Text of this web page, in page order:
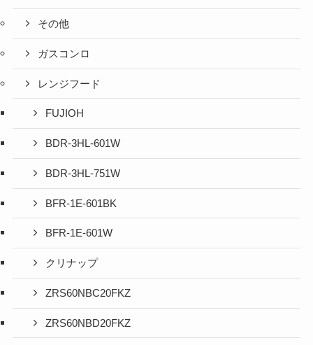
その他
ガスコンロ
レンジフード
FUJIOH
BDR-3HL-601W
BDR-3HL-751W
BFR-1E-601BK
BFR-1E-601W
クリナップ
ZRS60NBC20FKZ
ZRS60NBD20FKZ